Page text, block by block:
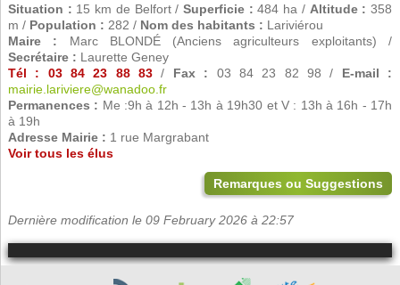
Situation : 15 km de Belfort /Superficie : 484 ha / Altitude : 358
m / Population : 282 / Nom des habitants : Lariviérou
Maire : Marc BLONDÉ (Anciens agriculteurs exploitants) /
Secrétaire : Laurette Geney
Tél : 03 84 23 88 83 / Fax : 03 84 23 82 98 / E-mail :
mairie.lariviere@wanadoo.fr
Permanences : Me :9h à 12h - 13h à 19h30 et V : 13h à 16h - 17h
à 19h
Adresse Mairie : 1 rue Margrabant
Voir tous les élus
Remarques ou Suggestions
Dernière modification le 09 February 2026 à 22:57